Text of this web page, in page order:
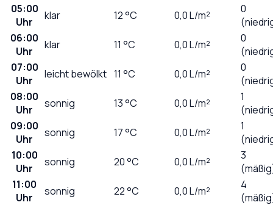
05:00
Uhr
klar 12°C 0,0L/m²
0
06:00
Uhr
klar 11 °C 0,0L/m²
0
07:00
Uhr
leicht bewölkt 11 °C 0,0L/m²
0
08:00
Uhr
sonnig 13°C 0,0L/m²
1
09:00
Uhr
sonnig 17°C 0,0L/m²
1
10:00
Uhr
sonnig 20°C 0,0L/m²
3
11:00
Uhr
sonnig 22°C 0,0L/m²
4